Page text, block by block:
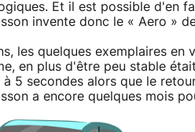
Et il est possible d'en
invente donc le « Aero »
les quelques exemplaires
en plus d'être peu stable
à 5 secondes alors que le
a encore quelques mois